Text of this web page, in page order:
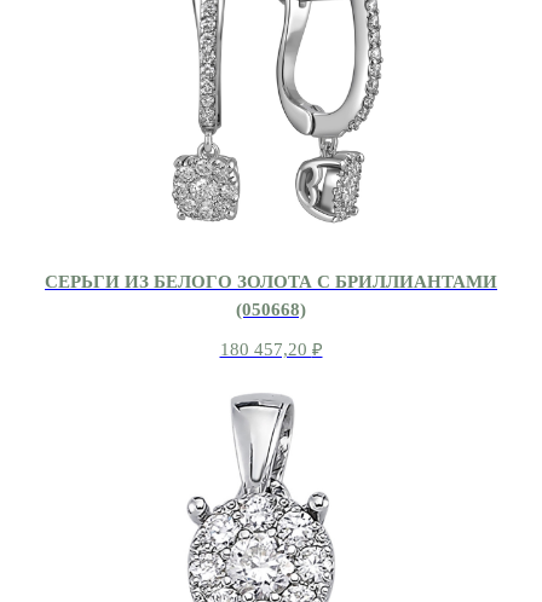
СЕРЬГИ ИЗ БЕЛОГО ЗОЛОТА С БРИЛЛИАНТАМИ
(050668)
180 457,20 ₽